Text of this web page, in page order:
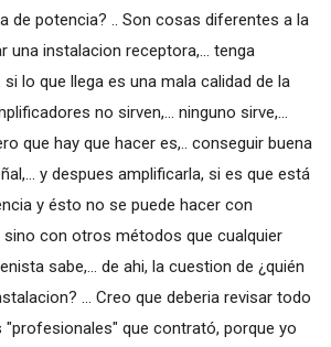
de potencia? .. Son cosas diferentes a la
una instalacion receptora,... tenga
si lo que llega es una mala calidad de la
no sirven,... ninguno sirve,...
que hay que hacer es,.. conseguir buena
y despues amplificarla, si es que está
y ésto no se puede hacer con
sino con otros métodos que cualquier
sabe,... de ahi, la cuestion de ¿quién
... Creo que deberia revisar todo
que contrató, porque yo